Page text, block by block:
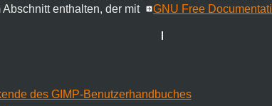
enthalten, der mit
GNU Free
des GIMP-Benutzerhandbuches